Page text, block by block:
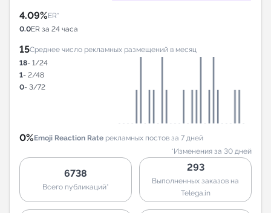
4.09%ER*
0.0ER за 24 часа
15Среднее число рекламных размещений в месяц
18- 1/24
1- 2/48
0- 3/72
0%Emoji Reaction Rate рекламных постов за 7 дней
*Изменения за 30 дней
6738
Всего публикаций*
293
Выполненных заказов на
Telega.in